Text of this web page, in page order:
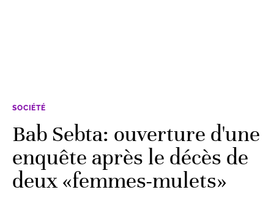
SOCIÉTÉ
Bab Sebta: ouverture d'une
enquête après le décès de
deux «femmes-mulets»